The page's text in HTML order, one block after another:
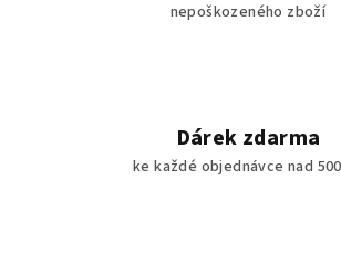
nepoškozeného zboží
Dárek zdarma
ke každé objednávce nad